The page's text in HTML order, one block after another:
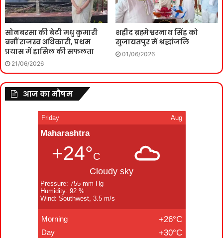
सोनबरसा की बेटी मधु कुमारी
बनीं राजस्व अधिकारी, प्रथम
प्रयास में हासिल की सफलता
21/06/2026
शहीद ब्रह्मेश्वरनाथ सिंह को
सुजायतपुर में श्रद्धांजलि
01/06/2026
आज का मौषम
Friday Aug
Maharashtra
+24°C
Cloudy sky
Pressure: 755 mm Hg
Humidity: 92 %
Wind: Southwest, 3.5 m/s
Morning +26°C
Day +30°C